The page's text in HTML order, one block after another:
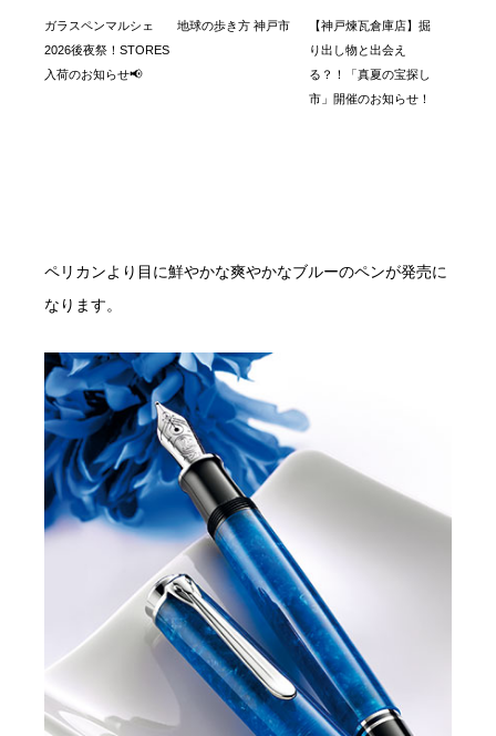
ガラスペンマルシェ
2026後夜祭！STORES
入荷のお知らせ📢
地球の歩き方 神戸市
【神戸煉瓦倉庫店】掘
り出し物と出会え
る？！「真夏の宝探し
市」開催のお知らせ！
ペリカンより目に鮮やかな爽やかなブルーのペンが発売に
なります。